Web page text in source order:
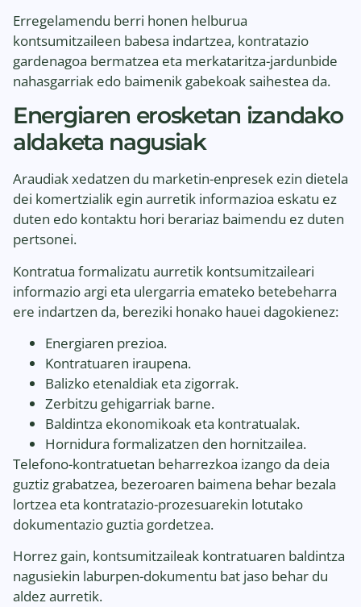
Erregelamendu berri honen helburua
kontsumitzaileen babesa indartzea, kontratazio
gardenagoa bermatzea eta merkataritza-jardunbide
nahasgarriak edo baimenik gabekoak saihestea da.
Energiaren erosketan izandako
aldaketa nagusiak
Araudiak xedatzen du marketin-enpresek ezin dietela
dei komertzialik egin aurretik informazioa eskatu ez
duten edo kontaktu hori berariaz baimendu ez duten
pertsonei.
Kontratua formalizatu aurretik kontsumitzaileari
informazio argi eta ulergarria emateko betebeharra
ere indartzen da, bereziki honako hauei dagokienez:
Energiaren prezioa.
Kontratuaren iraupena.
Balizko etenaldiak eta zigorrak.
Zerbitzu gehigarriak barne.
Baldintza ekonomikoak eta kontratualak.
Hornidura formalizatzen den hornitzailea.
Telefono-kontratuetan beharrezkoa izango da deia
guztiz grabatzea, bezeroaren baimena behar bezala
lortzea eta kontratazio-prozesuarekin lotutako
dokumentazio guztia gordetzea.
Horrez gain, kontsumitzaileak kontratuaren baldintza
nagusiekin laburpen-dokumentu bat jaso behar du
aldez aurretik.